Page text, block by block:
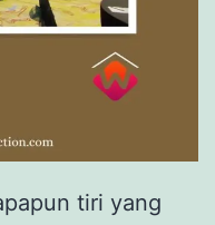
tiri yang